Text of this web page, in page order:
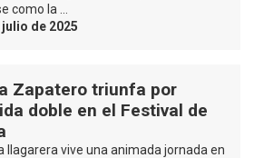
como la …
julio de 2025
Zapatero triunfa por
doble en el Festival de
llagarera vive una animada jornada en